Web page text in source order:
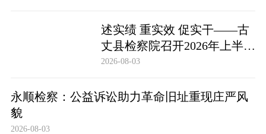
述实绩 重实效 促实干——古
丈县检察院召开2026年上半年
员额检察官述职述廉大会
2026-08-03
永顺检察：公益诉讼助力革命旧址重现庄严风
貌
2026-08-03